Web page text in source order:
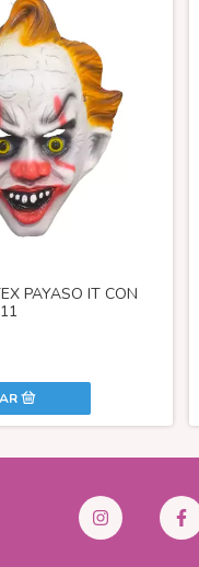
PAYASO IT CON